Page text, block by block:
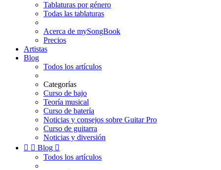
Tablaturas por género
Todas las tablaturas
Acerca de mySongBook
Precios
Artistas
Blog
Todos los artículos
Categorías
Curso de bajo
Teoría musical
Curso de batería
Noticias y consejos sobre Guitar Pro
Curso de guitarra
Noticias y diversión
  Blog 
Todos los artículos